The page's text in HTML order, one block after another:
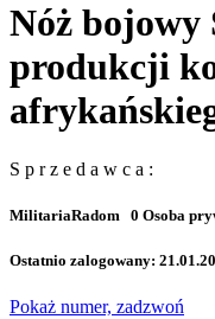
Nóż bojowy
produkcji
S p r z e d a w c a :
MilitariaRadom 0 Osoba
Ostatnio zalogowany:
Pokaż numer, zadzwoń